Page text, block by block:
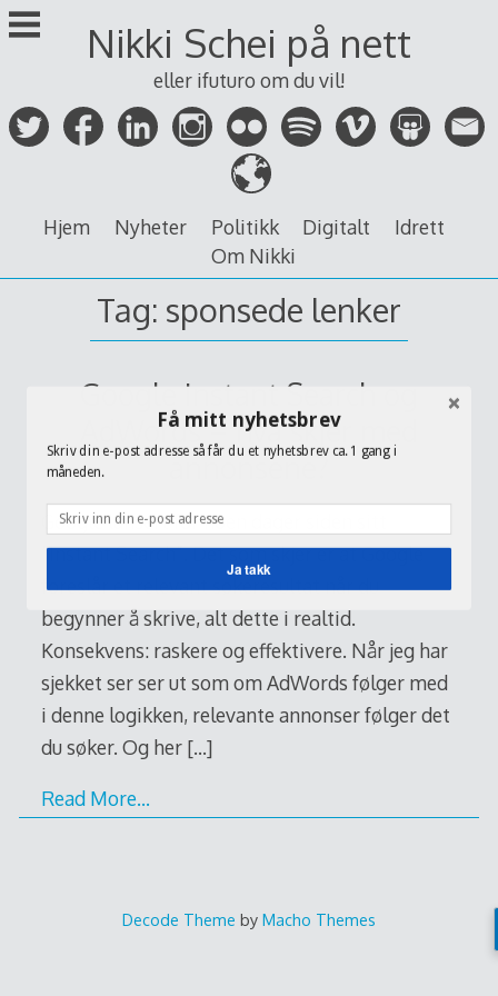
Skip
to
Nikki Schei på nett
eller ifuturo om du vil!
Hjem Nyheter Politikk Digitalt
Idrett
Om Nikki
Tag: sponsede lenker
Google Instant Search og
AdWords – hva skjer med
annonsene?
Google lansert for noen dager siden sitt
“Instant Search”. Det som skjer er at Google
foreslår et relevant søkeresultat når du
begynner å skrive, alt dette i realtid.
Konsekvens: raskere og effektivere. Når jeg har
sjekket ser ser ut som om AdWords følger med
i denne logikken, relevante annonser følger det
du søker. Og her […]
Read More…
Decode Theme by Macho Themes
Få mitt nyhetsbrev
Skriv din e-post adresse så får du et nyhetsbrev ca. 1 gang i
måneden.
Ja takk